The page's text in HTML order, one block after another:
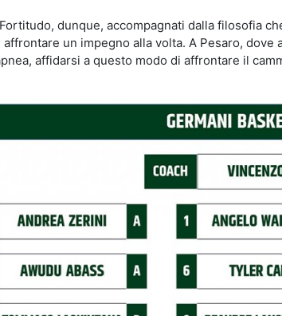
dunque, accompagnati dalla filosofia
affrontare un impegno alla volta. A Pesaro,
affidarsi a questo modo di affrontare il